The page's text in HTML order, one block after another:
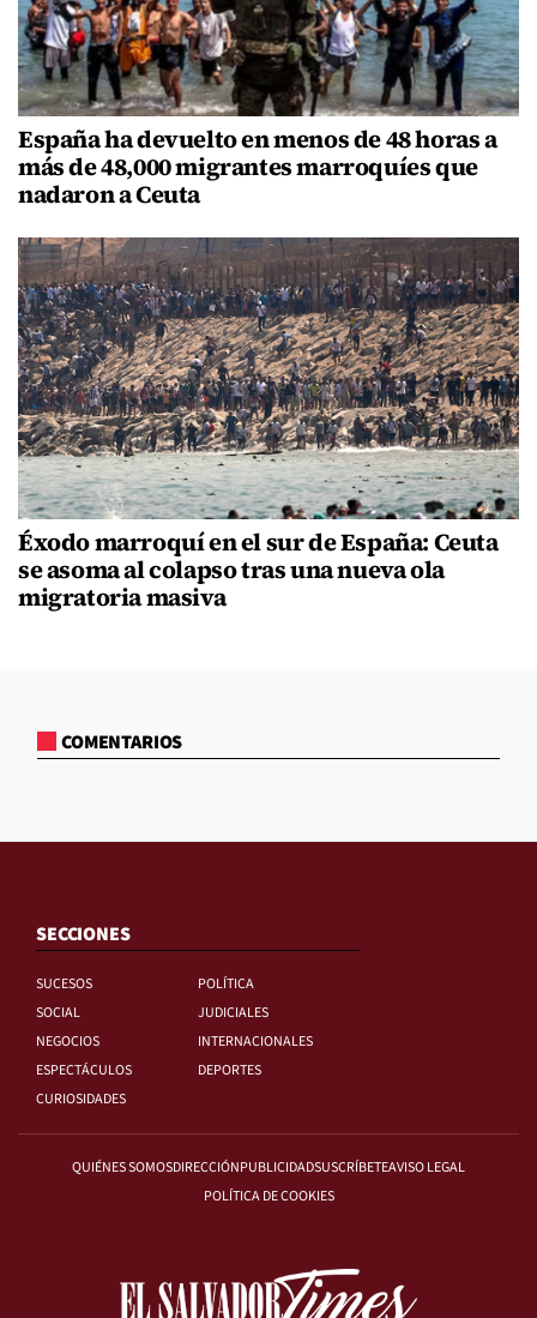
España ha devuelto en menos de 48 horas a
más de 48,000 migrantes marroquíes que
nadaron a Ceuta
Éxodo marroquí en el sur de España: Ceuta
se asoma al colapso tras una nueva ola
migratoria masiva
COMENTARIOS
SECCIONES
SUCESOS
POLÍTICA
SOCIAL
JUDICIALES
NEGOCIOS
INTERNACIONALES
ESPECTÁCULOS
DEPORTES
CURIOSIDADES
QUIÉNES SOMOSDIRECCIÓNPUBLICIDADSUSCRÍBETEAVISO LEGAL
POLÍTICA DE COOKIES